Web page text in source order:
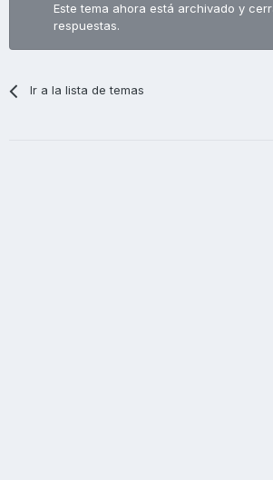
Este tema ahora está archivado y
respuestas.
Ir a la lista de temas